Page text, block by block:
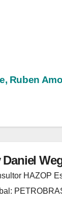
Ruben
Daniel
HAZOP